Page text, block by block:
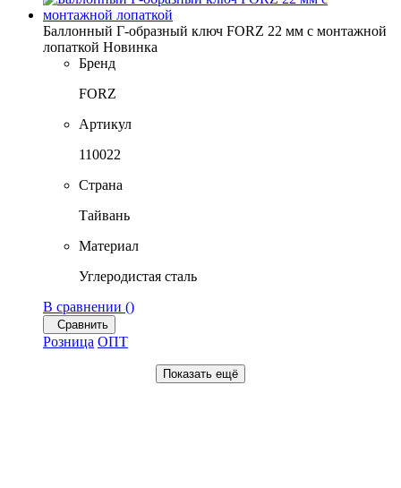
Баллонный Г-образный ключ FORZ 22 мм с монтажной
лопаткой Новинка
Бренд
FORZ
Артикул
110022
Страна
Тайвань
Материал
Углеродистая сталь
В сравнении ()
Сравнить
Розница ОПТ
Показать ещё